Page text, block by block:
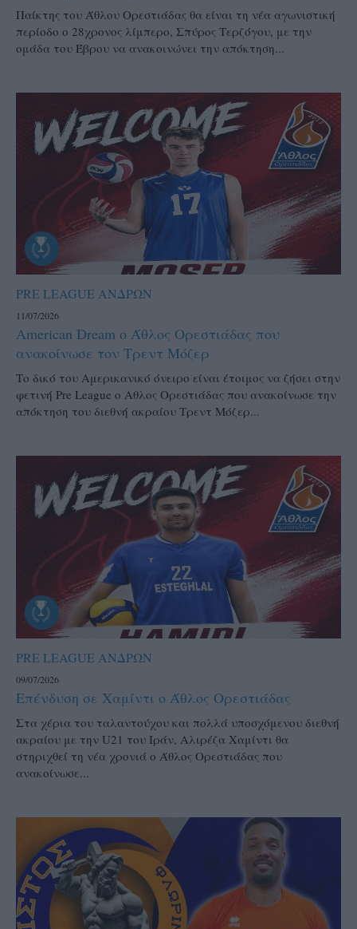
Παίκτης του Άθλου Ορεστιάδας θα είναι τη νέα αγωνιστική
περίοδο ο 28χρονος λίμπερο, Σπύρος Τερζόγου, με την
ομάδα του Έβρου να ανακοινώνει την απόκτηση...
PRE LEAGUE ΑΝΔΡΩΝ
11/07/2026
American Dream ο Άθλος Ορεστιάδας που
ανακοίνωσε τον Τρεντ Μόζερ
Το δικό του Αμερικανικό όνειρο είναι έτοιμος να ζήσει στην
φετινή Pre League ο Αθλος Ορεστιάδας που ανακοίνωσε την
απόκτηση του διεθνή ακραίου Τρεντ Μόζερ...
PRE LEAGUE ΑΝΔΡΩΝ
09/07/2026
Επένδυση σε Χαμίντι ο Άθλος Ορεστιάδας
Στα χέρια του ταλαντούχου και πολλά υποσχόμενου διεθνή
ακραίου με την U21 του Ιράν, Αλιρέζα Χαμίντι θα
στηριχθεί τη νέα χρονιά ο Άθλος Ορεστιάδας που
ανακοίνωσε...